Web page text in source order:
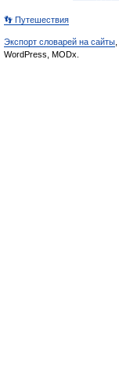
👣 Путешествия
Экспорт словарей на сайты
WordPress, MODx.